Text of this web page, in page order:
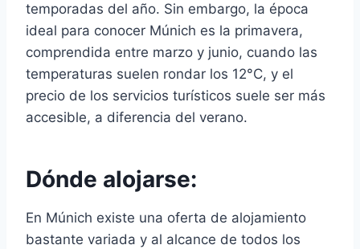
temporadas del año. Sin embargo, la época
ideal para conocer Múnich es la primavera,
comprendida entre marzo y junio, cuando las
temperaturas suelen rondar los 12°C, y el
precio de los servicios turísticos suele ser más
accesible, a diferencia del verano.
Dónde alojarse:
En Múnich existe una oferta de alojamiento
bastante variada y al alcance de todos los